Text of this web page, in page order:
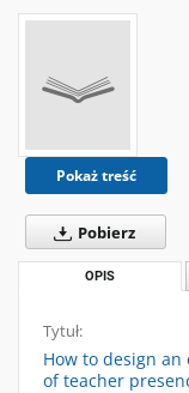
Pokaż treść
Pobierz
OPIS
Tytuł:
How to design
of teacher